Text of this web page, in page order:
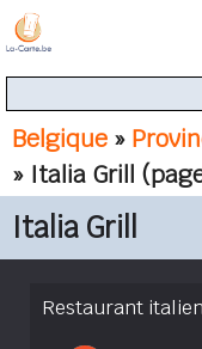
Belgique »
» Italia Grill
Italia Grill
Restaurant